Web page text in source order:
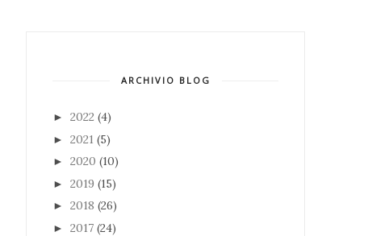
ARCHIVIO BLOG
► 2022 (4)
► 2021 (5)
► 2020 (10)
► 2019 (15)
► 2018 (26)
► 2017 (24)